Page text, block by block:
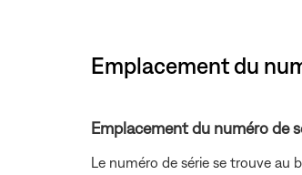
Emplacement du
Emplacement du numéro de
Le numéro de série se trouve au